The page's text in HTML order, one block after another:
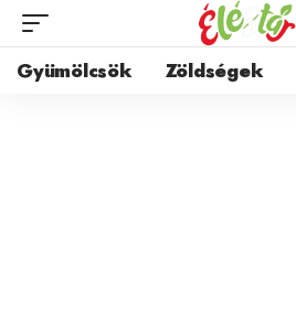
Gyümölcsök Zöldségek